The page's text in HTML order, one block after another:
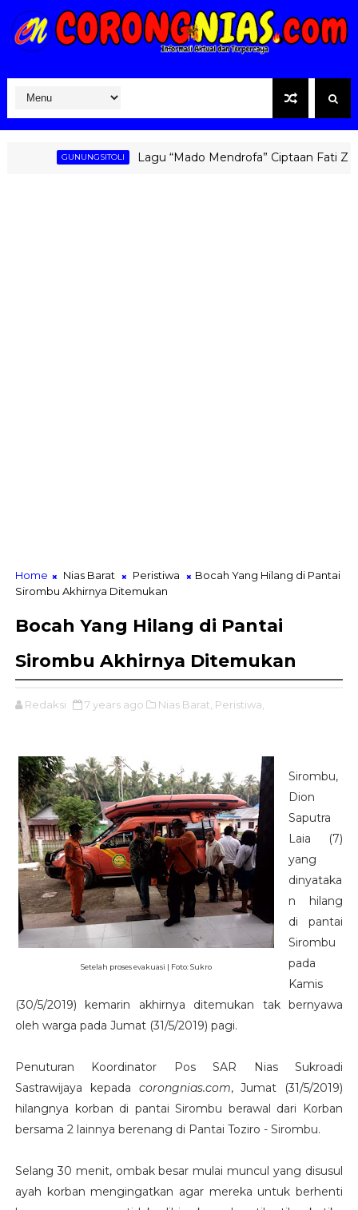
GUNUNGSITOLI Lagu “Mado Mendrofa” Ciptaan Fati
Home Nias Barat Peristiwa
Bocah Yang Hilang di Pantai
Sirombu Akhirnya Ditemukan
Bocah Yang Hilang di Pantai
Sirombu Akhirnya Ditemukan
Redaksi 7 years ago Nias Barat, Peristiwa,
Setelah proses evakuasi | Foto: Sukro
Sirombu,
Dion
Saputra
Laia (7)
yang
dinyataka
n hilang
di pantai
Sirombu
pada
Kamis
(30/5/2019) kemarin akhirnya ditemukan tak bernyawa
oleh warga pada Jumat (31/5/2019) pagi.
Penuturan Koordinator Pos SAR Nias Sukroadi
Sastrawijaya kepada corongnias.com, Jumat (31/5/2019)
hilangnya korban di pantai Sirombu berawal dari Korban
bersama 2 lainnya berenang di Pantai Toziro - Sirombu.
Selang 30 menit, ombak besar mulai muncul yang disusul
ayah korban mengingatkan agar mereka untuk berhenti